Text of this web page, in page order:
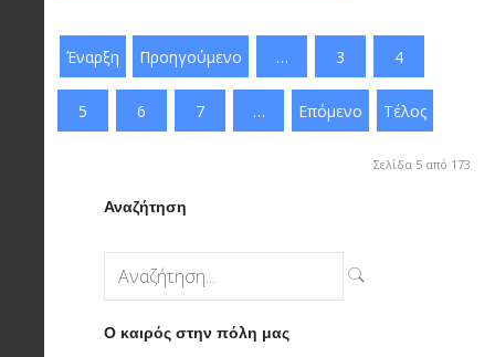
Έναρξη Προηγούμενο … 3 4
5 6 7 … Επόμενο Τέλος
Σελίδα 5 από 173
Αναζήτηση
Ο καιρός στην πόλη μας